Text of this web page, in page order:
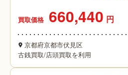
買取価格 660,440 円
京都府京都市伏見区
古銭買取/店頭買取を利用